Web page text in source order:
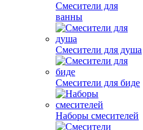
Смесители для
ванны
Смесители для душа
Смесители для биде
Наборы смесителей